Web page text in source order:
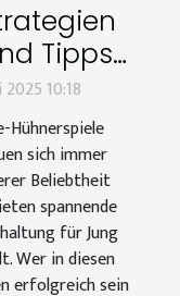
Tipps
Online-
2025 10:18
Hühnerspiele
sich immer
Beliebtheit
spannende
für Jung
Wer in diesen
erfolgreich sein